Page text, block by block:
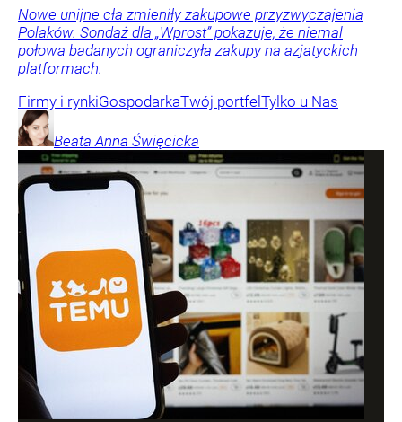
Nowe unijne cła zmieniły zakupowe przyzwyczajenia
Polaków. Sondaż dla „Wprost” pokazuje, że niemal
połowa badanych ograniczyła zakupy na azjatyckich
platformach.
Firmy i rynkiGospodarkaTwój portfel Tylko u Nas
Beata Anna Święcicka